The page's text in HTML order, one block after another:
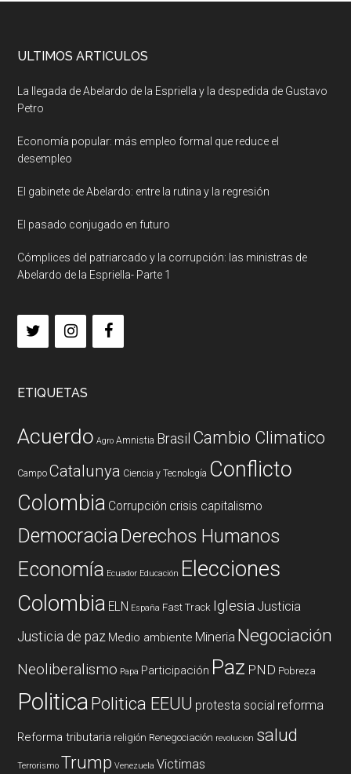
ULTIMOS ARTICULOS
La llegada de Abelardo de la Espriella y la despedida de Gustavo
Petro
Economía popular: más empleo formal que reduce el
desempleo
El gabinete de Abelardo: entre la rutina y la regresión
El pasado conjugado en futuro
Cómplices del patriarcado y la corrupción: las ministras de
Abelardo de la Espriella- Parte 1
ETIQUETAS
Acuerdo Agro Amnistia Brasil Cambio Climatico
Campo Catalunya Ciencia y Tecnología Conflicto
Colombia Corrupción crisis capitalismo
DemocraciaDerechos Humanos
Economía Ecuador Educación Elecciones
Colombia ELN España Fast Track Iglesia Justicia
Justicia de paz Medio ambiente Mineria Negociación
Neoliberalismo Papa Participación Paz PND Pobreza
PoliticaPolitica EEUU protesta social reforma
Reforma tributaria religión Renegociación revolucion salud
Terrorismo Trump Venezuela Victimas